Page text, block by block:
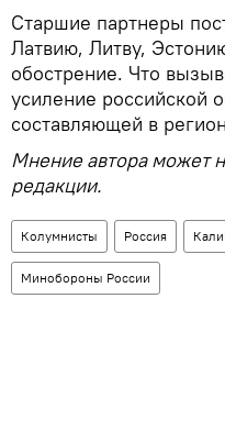
Старшие партнеры
Латвию, Литву,
обострение. Что
усиление российской
составляющей в
Мнение автора может
редакции.
Колумнисты Россия
Минобороны России